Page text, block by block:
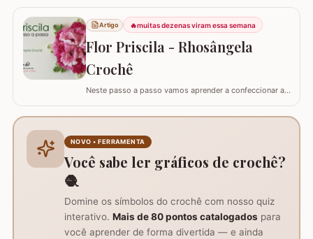
sabedoria com a delicadeza do feito à mão. Embora a
coruja real consiga girar o pescoço em 270°, a nossa
versão em crochê é ainda mais versátil: podemos criá-
la em todas as cores e estilos,…
Artigo 🔥muitas dezenas viram essa semana
Flor Priscila - Rhosângela
Crochê
Neste passo a passo vamos aprender a confeccionar a
conhecer, curtir e adquirir os trabalhos desta artesã
deixem de se inscrever em seu canal no YouTube –&gt;
NOVO • FERRAMENTA
Você sabe ler gráficos de crochê?
🧶
Domine os símbolos do crochê com nosso quiz
interativo. Mais de 80 pontos catalogados para
você aprender de forma divertida — e ainda